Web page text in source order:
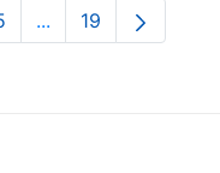
Use TAB para
...PáginasPágina
19